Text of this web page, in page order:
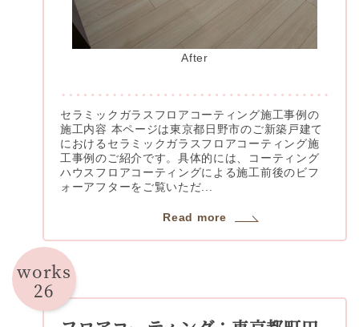
After
セラミックガラスフロアコーティング施工事例の
施工内容 本ページは東京都日野市のご新築戸建て
におけるセラミックガラスフロアコーティング施
工事例のご紹介です。具体的には、コーティング
ハウスフロアコーティングによる施工前後のビフ
ォーアフターをご覧いただ...
Read more
works
26